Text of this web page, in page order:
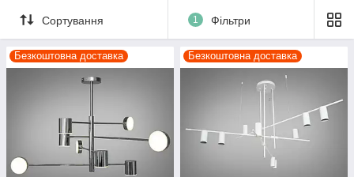
Сортування 1 Фільтри
Безкоштовна доставка Безкоштовна доставка